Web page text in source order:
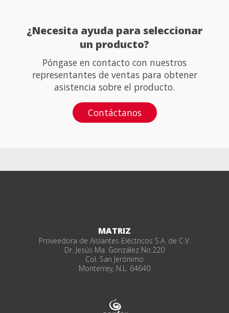
¿Necesita ayuda para seleccionar
un producto?
Póngase en contacto con nuestros
representantes de ventas para obtener
asistencia sobre el producto.
Contáctanos
MATRIZ
Proveedora de Aislantes Eléctricos S.A. de C.V.
Dr. Jesús Ma. González No.220
Col. San Jerónimo
Monterrey, N.L. 64640